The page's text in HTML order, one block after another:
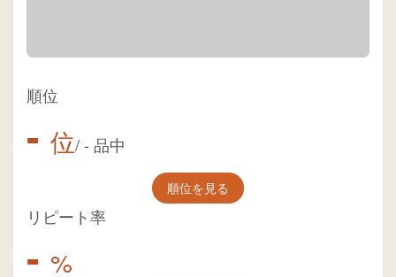
順位
- 位/- 品中
順位を見る
リピート率
- %